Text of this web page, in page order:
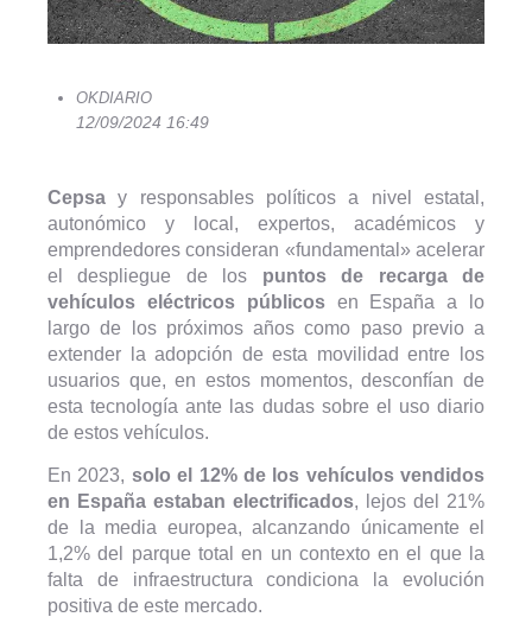
OKDIARIO
12/09/2024 16:49
Cepsa y responsables políticos a nivel estatal,
autonómico y local, expertos, académicos y
emprendedores consideran «fundamental» acelerar
el despliegue de los puntos de recarga de
vehículos eléctricos públicosen España a lo
largo de los próximos años como paso previo a
extender la adopción de esta movilidad entre los
usuarios que, en estos momentos, desconfían de
esta tecnología ante las dudas sobre el uso diario
de estos vehículos.
En 2023, solo el 12% de los vehículos vendidos
en España estaban electrificados, lejos del 21%
de la media europea, alcanzando únicamente el
1,2% del parque total en un contexto en el que la
falta de infraestructura condiciona la evolución
positiva de este mercado.